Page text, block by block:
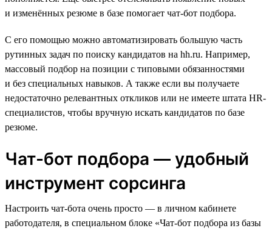
и изменённых резюме в базе помогает чат-бот подбора.
С его помощью можно автоматизировать большую часть
рутинных задач по поиску кандидатов на hh.ru. Например,
массовый подбор на позиции с типовыми обязанностями
и без специальных навыков. А также если вы получаете
недостаточно релевантных откликов или не имеете штата HR-
специалистов, чтобы вручную искать кандидатов по базе
резюме.
Чат-бот подбора — удобный
инструмент сорсинга
Настроить чат-бота очень просто — в личном кабинете
работодателя, в специальном блоке «Чат-бот подбора из базы